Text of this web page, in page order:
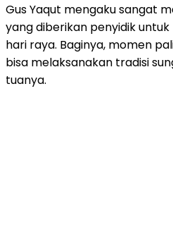
Gus Yaqut mengaku sangat
yang diberikan penyidik
hari raya. Baginya, momen
bisa melaksanakan tradisi
tuanya.